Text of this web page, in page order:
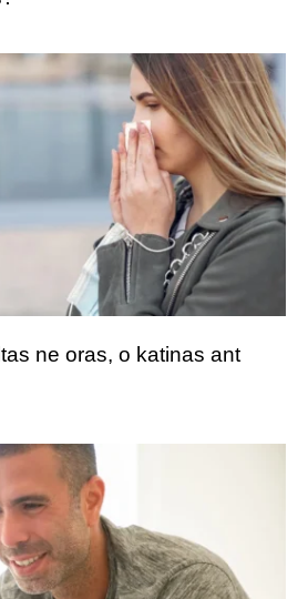
ne oras, o katinas ant